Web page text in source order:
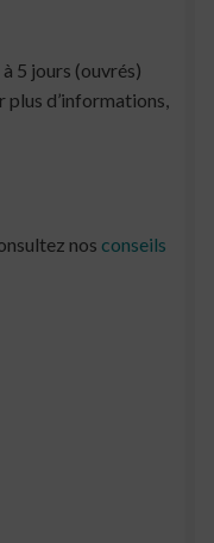
5 jours (ouvrés)
plus d’informations,
nos conseils